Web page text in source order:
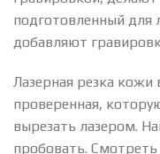
подготовленный для
добавляют
Лазерная резка
проверенная,
вырезать лазером.
пробовать. Смотреть